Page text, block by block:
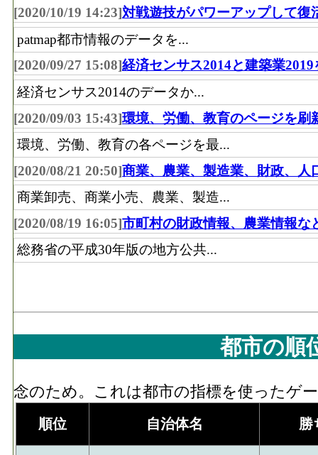
[2020/10/19 14:23]対戦遊技がパワーアップして復
patmap都市情報のデータを...
[2020/09/27 15:08]経済センサス2014と建築業2019
経済センサス2014のデータか...
[2020/09/03 15:43]環境、労働、教育のページを刷
環境、労働、教育の各ページを最...
[2020/08/21 20:50]商業、農業、製造業、財政、人
商業卸売、商業小売、農業、製造...
[2020/08/19 16:05]市町村の財政情報、農業情報な
総務省の平成30年版の地方公共...
都市の順
念のため。これは都市の指標を使ったゲ
順位 自治体名 勝